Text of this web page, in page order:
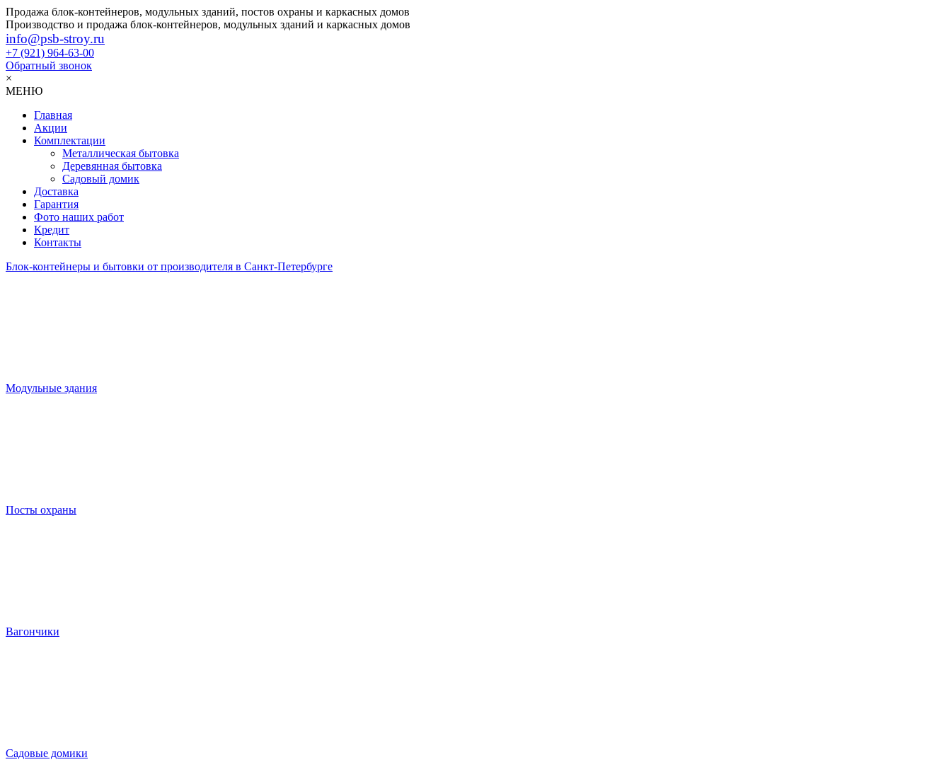
Продажа блок-контейнеров, модульных зданий, постов охраны и каркасных домов
Производство и продажа блок-контейнеров, модульных зданий и каркасных домов
info@psb-stroy.ru
+7 (921) 964-63-00
Обратный звонок
×
МЕНЮ
Главная
Акции
Комплектации
Металлическая бытовка
Деревянная бытовка
Садовый домик
Доставка
Гарантия
Фото наших работ
Кредит
Контакты
Блок-контейнеры и бытовки от производителя в Санкт-Петербурге
Модульные здания
Посты охраны
Вагончики
Садовые домики